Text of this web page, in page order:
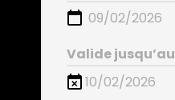
09/02/2026
Valide jusqu’au
10/02/2026